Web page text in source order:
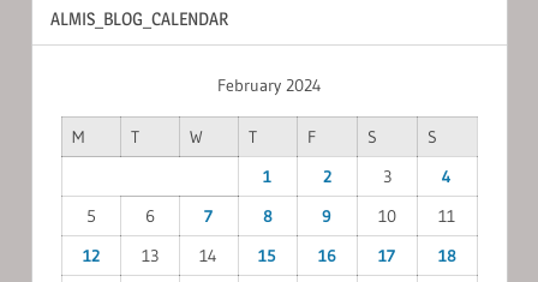
ALMIS_BLOG_CALENDAR
February 2024
M T W T F S
S
1
2 3
4
5
6 7 8 9 10
11
12
13 14 15 16 17
18